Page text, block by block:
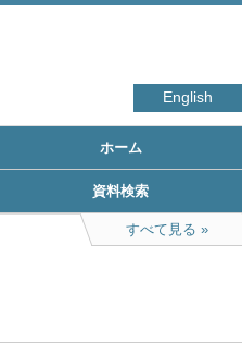
English
ホーム
資料検索
すべて見る